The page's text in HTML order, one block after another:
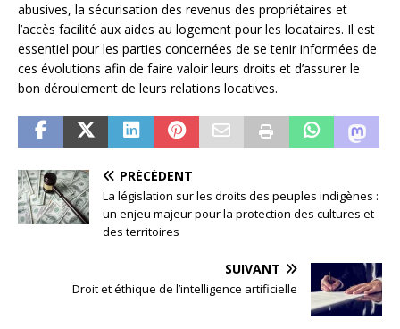
abusives, la sécurisation des revenus des propriétaires et
l’accès facilité aux aides au logement pour les locataires. Il est
essentiel pour les parties concernées de se tenir informées de
ces évolutions afin de faire valoir leurs droits et d’assurer le
bon déroulement de leurs relations locatives.
PRÉCÉDENT
La législation sur les droits des peuples indigènes :
un enjeu majeur pour la protection des cultures et
des territoires
SUIVANT
Droit et éthique de l’intelligence artificielle